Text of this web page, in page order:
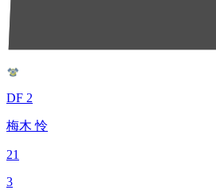
32
2
DF 2
梅木 怜
21
3